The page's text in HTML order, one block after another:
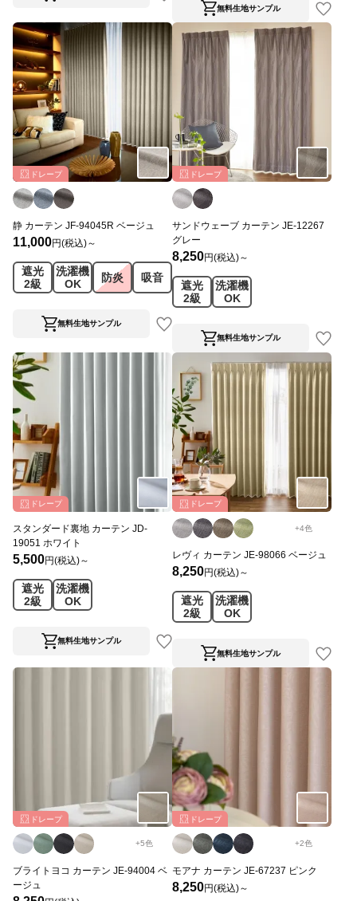
無料生地サンプル
ドレープ
静 カーテン JF-94045R ベージュ
11,000円(税込)～
遮光
2級
洗濯機
OK
防炎 吸音
無料生地サンプル
ドレープ
サンドウェーブ カーテン JE-12267
グレー
8,250円(税込)～
遮光
2級
洗濯機
OK
無料生地サンプル
ドレープ
スタンダード裏地 カーテン JD-
19051 ホワイト
5,500円(税込)～
遮光
2級
洗濯機
OK
無料生地サンプル
ドレープ
+4色
レヴィ カーテン JE-98066 ベージュ
8,250円(税込)～
遮光
2級
洗濯機
OK
無料生地サンプル
ドレープ
+5色
ブライトヨコ カーテン JE-94004 ベ
ージュ
ドレープ
+2色
モアナ カーテン JE-67237 ピンク
8,250円(税込)～